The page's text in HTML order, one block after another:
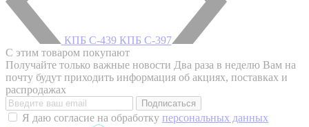
КПБ С-439 КПБ С-397
С этим товаром покупают
Получайте только важные новости Два раза в неделю Вам на
почту будут приходить информация об акциях, поставках и
распродажах
Я даю согласие на обработку персональных данных